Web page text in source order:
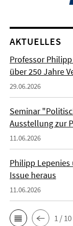
AKTUELLES
Professor
über 250 Jahre
29.06.2026
Seminar
Ausstellung zur
11.06.2026
Philipp Lepenies
Issue heraus
11.06.2026
1 / 10